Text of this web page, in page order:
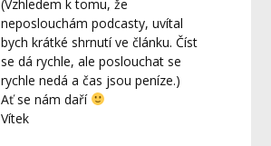
(Vzhledem k tomu, že
neposlouchám podcasty, uvítal
bych krátké shrnutí ve článku. Číst
se dá rychle, ale poslouchat se
rychle nedá a čas jsou peníze.)
Ať se nám daří
Vítek